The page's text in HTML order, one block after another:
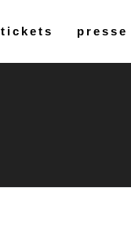
presse